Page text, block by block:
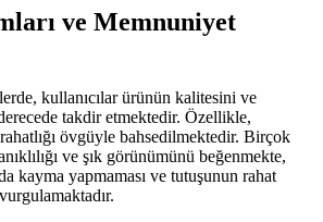
ve Memnuniyet
kullanıcılar ürünün kalitesini ve
takdir etmektedir. Özellikle,
övgüyle bahsedilmektedir. Birçok
ve şık görünümünü beğenmekte,
kayma yapmaması ve tutuşunun rahat